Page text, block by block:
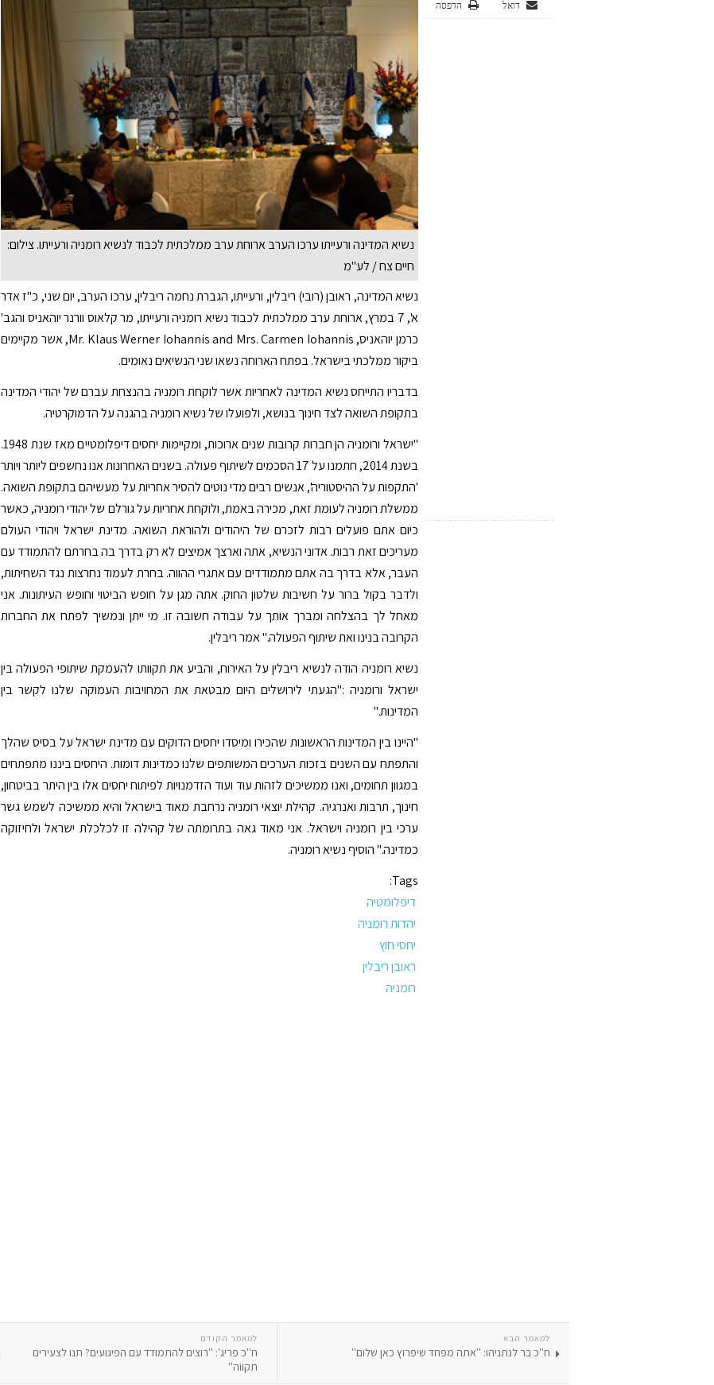
הדפסה דואל
נשיא המדינה ורעייתו ערכו הערב ארוחת ערב ממלכתית לכבוד לנשיא רומניה ורעייתו. צילום:
חיים צח / לע"מ
נשיא המדינה, ראובן (רובי) ריבלין, ורעייתו, הגברת נחמה ריבלין, ערכו הערב, יום שני, כ"ז אדר
א', 7 במרץ, ארוחת ערב ממלכתית לכבוד נשיא רומניה ורעייתו, מר קלאוס וורנר יוהאניס והגב'
כרמן יוהאניס, Mr. Klaus Werner Iohannis and Mrs. Carmen Iohannis, אשר מקיימים
ביקור ממלכתי בישראל. בפתח הארוחה נשאו שני הנשיאים נאומים.
בדבריו התייחס נשיא המדינה לאחריות אשר לוקחת רומניה בהנצחת עברם של יהודי המדינה
בתקופת השואה לצד חינוך בנושא, ולפועלו של נשיא רומניה בהגנה על הדמוקרטיה.
"ישראל ורומניה הן חברות קרובות שנים ארוכות, ומקיימות יחסים דיפלומטיים מאז שנת 1948.
בשנת 2014, חתמנו על 17 הסכמים לשיתוף פעולה. בשנים האחרונות אנו נחשפים ליותר ויותר
'התקפות על ההיסטוריה', אנשים רבים מדי נוטים להסיר אחריות על מעשיהם בתקופת השואה.
ממשלת רומניה לעומת זאת, מכירה באמת, ולוקחת אחריות על גורלם של יהודי רומניה, כאשר
כיום אתם פועלים רבות לזכרם של היהודים ולהוראת השואה. מדינת ישראל ויהודי העולם
מעריכים זאת רבות. אדוני הנשיא, אתה וארצך אמיצים לא רק בדרך בה בחרתם להתמודד עם
העבר, אלא בדרך בה אתם מתמודדים עם אתגרי ההווה. בחרת לעמוד נחרצות נגד השחיתות,
ולדבר בקול ברור על חשיבות שלטון החוק. אתה מגן על חופש הביטוי וחופש העיתונות. אני
מאחל לך בהצלחה ומברך אותך על עבודה חשובה זו. מי ייתן ונמשיך לפתח את החברות
הקרובה בנינו ואת שיתוף הפעולה." אמר ריבלין.
נשיא רומניה הודה לנשיא ריבלין על האירוח, והביע את תקוותו להעמקת שיתופי הפעולה בין
ישראל ורומניה :"הגעתי לירושלים היום מבטאת את המחויבות העמוקה שלנו לקשר בין
המדינות."
"היינו בין המדינות הראשונות שהכירו ומיסדו יחסים הדוקים עם מדינת ישראל על בסיס שהלך
והתפתח עם השנים בזכות הערכים המשותפים שלנו כמדינות דומות. היחסים ביננו מתפתחים
במגוון תחומים, ואנו ממשיכים לזהות עוד ועוד הזדמנויות לפיתוח יחסים אלו בין היתר בביטחון,
חינוך, תרבות ואנרגיה. קהילת יוצאי רומניה נרחבת מאוד בישראל והיא ממשיכה לשמש גשר
ערכי בין רומניה וישראל. אני מאוד גאה בתרומתה של קהילה זו לכלכלת ישראל ולחיזוקה
כמדינה." הוסיף נשיא רומניה.
Tags:
דיפלומטיה
יהדות רומניה
יחסי חוץ
ראובן ריבלין
רומניה
למאמר הקודם
ח''כ פריג': ''רוצים להתמודד עם הפיגועים? תנו לצעירים
תקווה''
למאמר הבא
ח''כ בר לנתניהו: ''אתה מפחד שיפרוץ כאן שלום''